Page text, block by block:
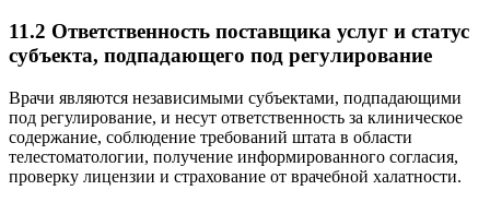
11.2 Ответственность поставщика услуг и статус
субъекта, подпадающего под регулирование
Врачи являются независимыми субъектами, подпадающими
под регулирование, и несут ответственность за клиническое
содержание, соблюдение требований штата в области
телестоматологии, получение информированного согласия,
проверку лицензии и страхование от врачебной халатности.